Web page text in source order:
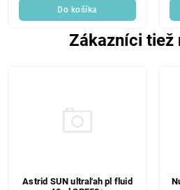
Do košíka
Zákazníci tiež
Astrid SUN ultraľah pl fluid